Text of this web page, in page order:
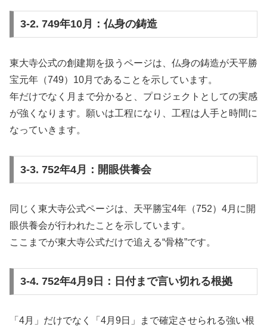
3-2. 749年10月：仏身の鋳造
東大寺公式の創建期を扱うページは、仏身の鋳造が天平勝
宝元年（749）10月であることを示しています。
年だけでなく月まで分かると、プロジェクトとしての実感
が強くなります。願いは工程になり、工程は人手と時間に
なっていきます。
3-3. 752年4月：開眼供養会
同じく東大寺公式ページは、天平勝宝4年（752）4月に開
眼供養会が行われたことを示しています。
ここまでが東大寺公式だけで追える“骨格”です。
3-4. 752年4月9日：日付まで言い切れる根拠
「4月」だけでなく「4月9日」まで確定させられる強い根